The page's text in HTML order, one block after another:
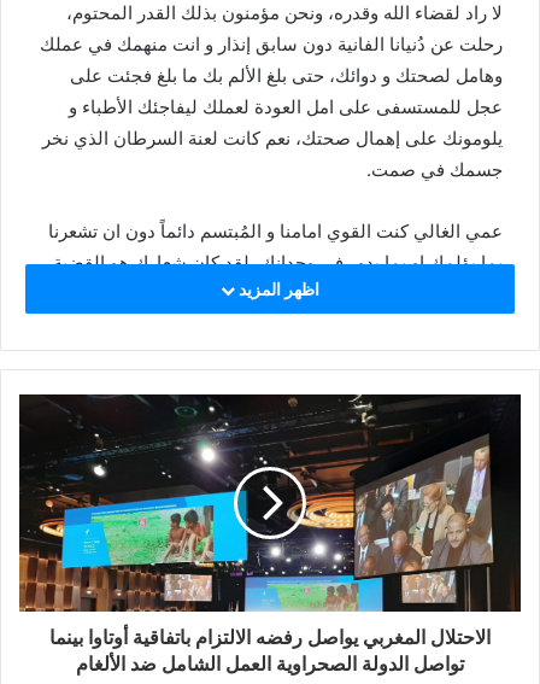
لا راد لقضاء الله وقدره، ونحن مؤمنون بذلك القدر المحتوم،
رحلت عن دُنيانا الفانية دون سابق إنذار و انت منهمك في عملك
وهامل لصحتك و دوائك، حتى بلغ الألم بك ما بلغ فجئت على
عجل للمستسفى على امل العودة لعملك ليفاجئك الأطباء و
يلومونك على إهمال صحتك، نعم كانت لعنة السرطان الذي نخر
جسمك في صمت.
عمي الغالي كنت القوي امامنا و المُبتسم دائماً دون ان تشعرنا
بما يؤلمك او بما يدور في وجدانك، لقد كان شعارك هو القضية
الوطنية ولا شيء غير القضية الوطنية، لاصحتك ولا مظهرك ولا
المؤسس واضعاً مصلحة الوطن فوق كل إعتبار، راضياً بأي
المهام وستبقى كل من باريس و واشنطن و استوكهولم و
نيويورك إلى مستشار لرئيس الجمهورية و آخيراً سفيراً بجنوب
إفريقيا شاهدت على ذلك، كان هدفك هو خدمة شعبك و وطنك
بشهادة اعدائك انفسهم.
عمي الغالي كيف ارثيك وكيف اكتب عنك و انت الذي منعتنا من
اي كتابة عنك ما دمت على قيد الحياة ناكراً للذات، لم نلتقيك
كثيراً بسبب إنشغالك فكان حرصك علينا هو الدراسة و طلب
العلم و الصبر على المحن و عاتيات الزمن.
اظهر المزيد
الاحتلال المغربي يواصل رفضه الالتزام باتفاقية أوتاوا بينما
تواصل الدولة الصحراوية العمل الشامل ضد الألغام